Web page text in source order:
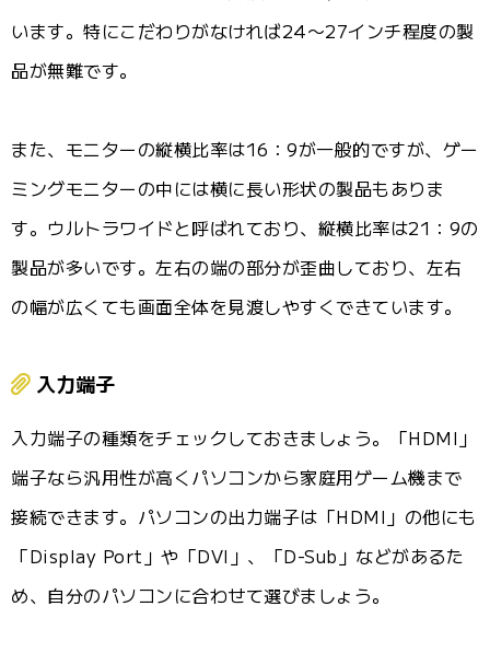
います。特にこだわりがなければ24〜27インチ程度の製
品が無難です。
また、モニターの縦横比率は16：9が一般的ですが、ゲー
ミングモニターの中には横に長い形状の製品もありま
す。ウルトラワイドと呼ばれており、縦横比率は21：9の
製品が多いです。左右の端の部分が歪曲しており、左右
の幅が広くても画面全体を見渡しやすくできています。
入力端子
入力端子の種類をチェックしておきましょう。「HDMI」
端子なら汎用性が高くパソコンから家庭用ゲーム機まで
接続できます。パソコンの出力端子は「HDMI」の他にも
「Display Port」や「DVI」、「D-Sub」などがあるた
め、自分のパソコンに合わせて選びましょう。